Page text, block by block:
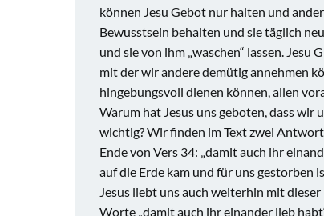
können Jesu Gebot nur halten und
Bewusstsein behalten und sie täglich
und sie von ihm „waschen“ lassen.
mit der wir andere demütig annehmen
hingebungsvoll dienen können, allen
Warum hat Jesus uns geboten, dass wir
wichtig? Wir finden im Text zwei
Ende von Vers 34: „damit auch ihr
auf die Erde kam und für uns
Jesus liebt uns auch weiterhin mit
Worte „damit auch ihr einander lieb